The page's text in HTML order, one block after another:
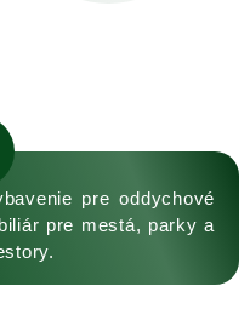
pre oddychové
pre mestá, parky a